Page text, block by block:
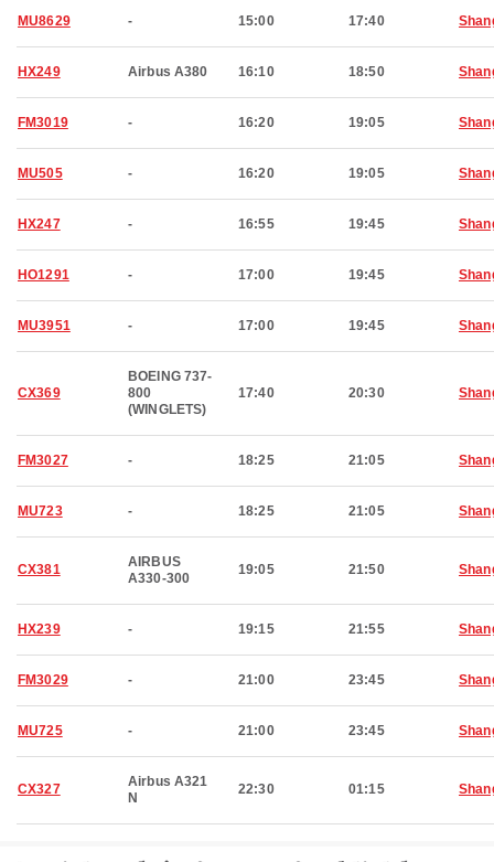
MU8629 - 15:00 17:40
HX249 Airbus A380 16:10 18:50
FM3019 - 16:20 19:05
MU505 - 16:20 19:05
HX247 - 16:55 19:45
HO1291 - 17:00 19:45
MU3951 - 17:00 19:45
CX369
BOEING 737-
800
(WINGLETS)
17:40 20:30
FM3027 - 18:25 21:05
MU723 - 18:25 21:05
CX381
AIRBUS
A330-300
19:05 21:50
HX239 - 19:15 21:55
FM3029 - 21:00 23:45
MU725 - 21:00 23:45
CX327
Airbus A321
N
22:30 01:15